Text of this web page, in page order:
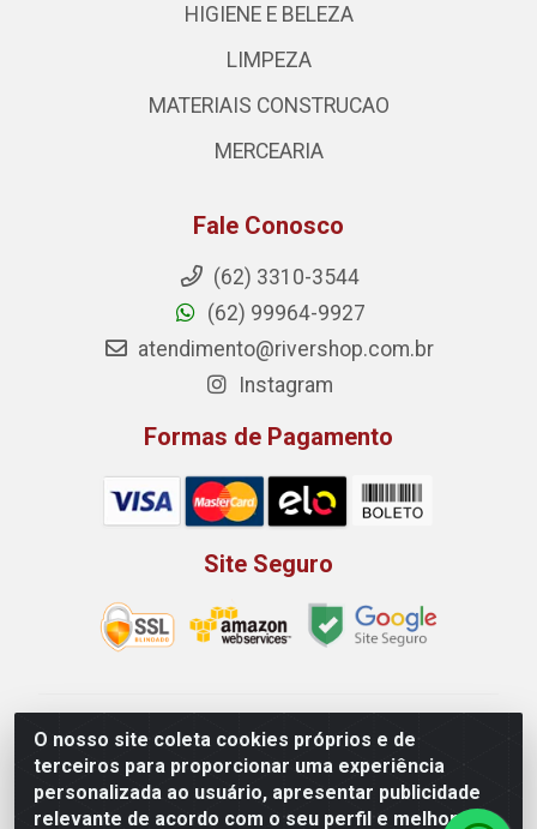
O nosso site coleta cookies próprios e de
terceiros para proporcionar uma experiência
personalizada ao usuário, apresentar publicidade
relevante de acordo com o seu perfil e melhorar a
HIGIENE E BELEZA
LIMPEZA
MATERIAIS CONSTRUCAO
MERCEARIA
Fale Conosco
(62) 3310-3544
(62) 99964-9927
atendimento@rivershop.com.br
Instagram
Formas de Pagamento
Site Seguro
Rio Vermelho Distribuição de Alimentos LTDA - Rodovia
BR, 153, KM 52 N 00 QD 00 LT 16 - Bairro Jardim
Eldorado, Anápolis/GO - CEP 75.045-190 - CNPJ
10.912.900/0002-40